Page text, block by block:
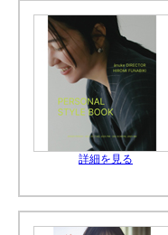
詳細を見る